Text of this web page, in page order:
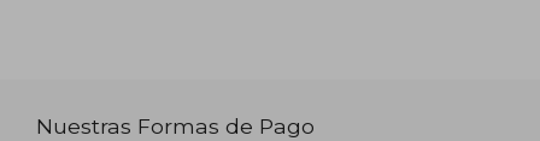
Nuestras Formas de Pago